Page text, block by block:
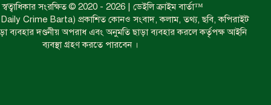
গুলিসহ বিদেশি পিস্তল ও সিগারেট উদ্ধার।
স্বত্বাধিকার সংরক্ষিত © 2020 - 2026 | ডেইলি ক্রাইম বার্তা™
( Daily Crime Barta) প্রকাশিত কোনও সংবাদ, কলাম, তথ্য, ছবি, কপিরাইট
ব্যবহার দণ্ডনীয় অপরাধ এবং অনুমতি ছাড়া ব্যবহার করলে কর্তৃপক্ষ আইনি
ব্যবস্থা গ্রহণ করতে পারবেন ।